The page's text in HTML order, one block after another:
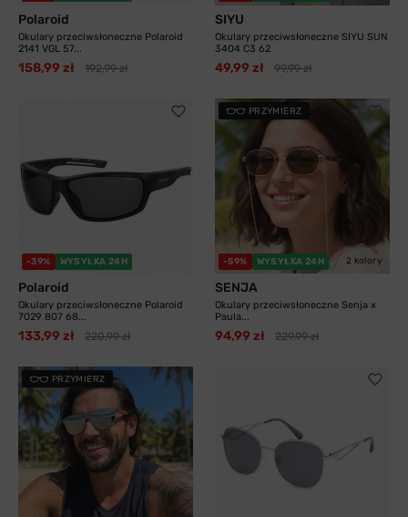
Polaroid
Okulary przeciwsłoneczne Polaroid
2141 VGL 57...
158,99 zł 192,99 zł
SIYU
Okulary przeciwsłoneczne SIYU SUN
3404 C3 62
49,99 zł 99,99 zł
-39% WYSYŁKA 24H
Polaroid
Okulary przeciwsłoneczne Polaroid
7029 807 68...
133,99 zł 220,99 zł
PRZYMIERZ
-59% WYSYŁKA 24H 2 kolory
SENJA
Okulary przeciwsłoneczne Senja x
Paula...
94,99 zł 229,99 zł
PRZYMIERZ